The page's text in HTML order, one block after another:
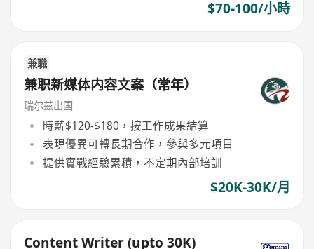
$70-100/小時
兼職
兼职新媒体内容文案（常年）
瑞尔兹出国
時薪$120-$180，按工作成果結算
表現優異可轉長期合作，參與多元項目
提供實戰經驗累積，不定期內部培訓
$20K-30K/月
Content Writer (upto 30K)